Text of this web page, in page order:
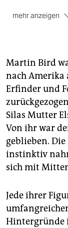
mehr anzeigen
Verlag,
Jahre
R.J. Palacio:
lockt, mach
von André
Seiten, 19
Martin Bird
nach Amerika
Erfinder und
Silas Mutter
Von ihr war
geblieben.
instinktiv
sich mit
Jede ihrer
Hintergründe